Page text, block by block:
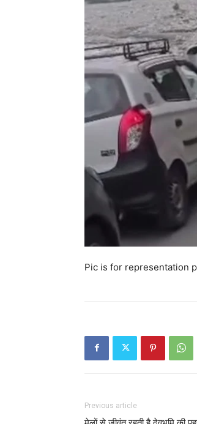
Pic is for representation
Previous article